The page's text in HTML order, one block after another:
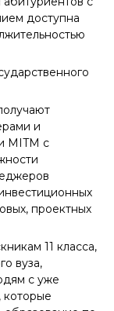
доступна
и
MITM с
проектных
11 класса,
вуза,
с уже